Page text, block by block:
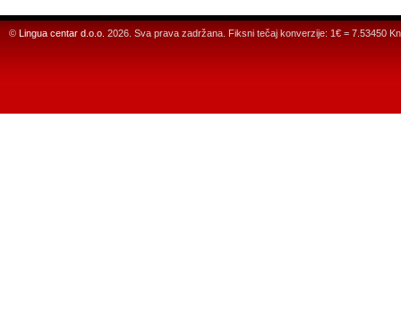
© Lingua centar d.o.o. 2026. Sva prava zadržana. Fiksni tečaj konverzije: 1€ = 7.53450 Kn